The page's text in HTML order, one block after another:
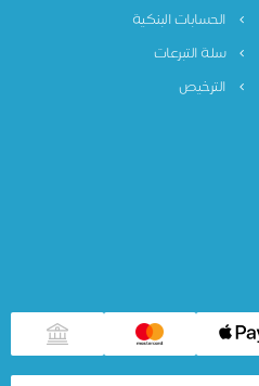
الحسابات البنكية
سلة التبرعات
الترخيص